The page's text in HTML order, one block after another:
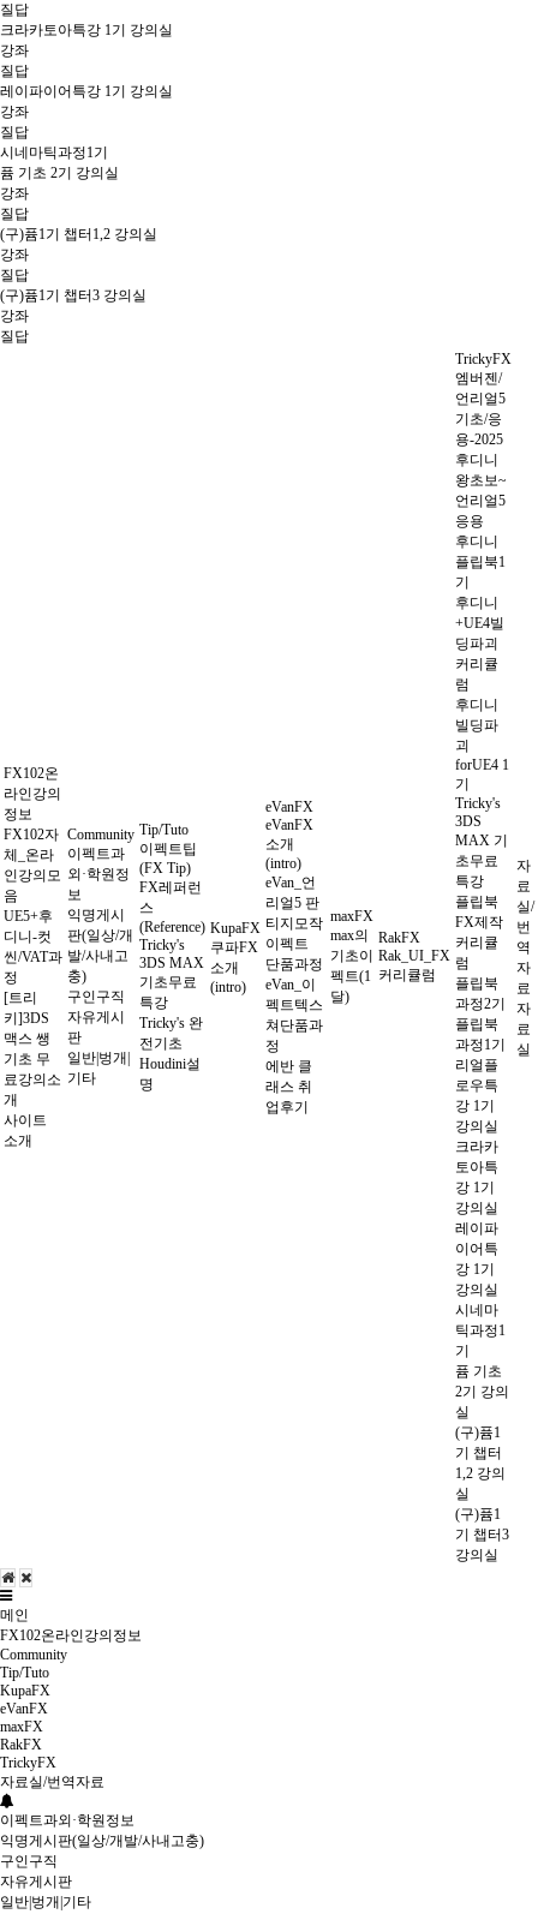
질답
크라카토아특강 1기 강의실
강좌
질답
레이파이어특강 1기 강의실
강좌
질답
시네마틱과정1기
퓸 기초 2기 강의실
강좌
질답
(구)퓸1기 챕터1,2 강의실
강좌
질답
(구)퓸1기 챕터3 강의실
강좌
질답
FX102온
라인강의
정보
FX102자
체_온라
인강의모
음
UE5+후
디니-컷
씬/VAT과
정
[트리
키]3DS
맥스 쌩
기초 무
료강의소
개
사이트
소개
Community
이펙트과
외·학원정
보
익명게시
판(일상/개
발/사내고
충)
구인구직
자유게시
판
일반|벙개|
기타
Tip/Tuto
이펙트팁
(FX Tip)
FX레퍼런
스
(Reference)
Tricky's
3DS MAX
기초무료
특강
Tricky's 완
전기초
Houdini설
명
KupaFX
쿠파FX
소개
(intro)
eVanFX
eVanFX
소개
(intro)
eVan_언
리얼5 판
티지모작
이펙트
단품과정
eVan_이
펙트텍스
쳐단품과
정
에반 클
래스 취
업후기
maxFX
max의
기초이
펙트(1
달)
RakFX
Rak_UI_FX
커리큘럼
TrickyFX
엠버젠/
언리얼5
기초/응
용-2025
후디니
왕초보~
언리얼5
응용
후디니
플립북1
기
후디니
+UE4빌
딩파괴
커리큘
럼
후디니
빌딩파
괴
forUE4 1
기
Tricky's
3DS
MAX 기
초무료
특강
플립북
FX제작
커리큘
럼
플립북
과정2기
플립북
과정1기
리얼플
로우특
강 1기
강의실
크라카
토아특
강 1기
강의실
레이파
이어특
강 1기
강의실
시네마
틱과정1
기
퓸 기초
2기 강의
실
(구)퓸1
기 챕터
1,2 강의
실
(구)퓸1
기 챕터3
강의실
자
료
실/
번
역
자
료
자
료
실
메인
FX102온라인강의정보
Community
Tip/Tuto
KupaFX
eVanFX
maxFX
RakFX
TrickyFX
자료실/번역자료
이펙트과외·학원정보
익명게시판(일상/개발/사내고충)
구인구직
자유게시판
일반|벙개|기타